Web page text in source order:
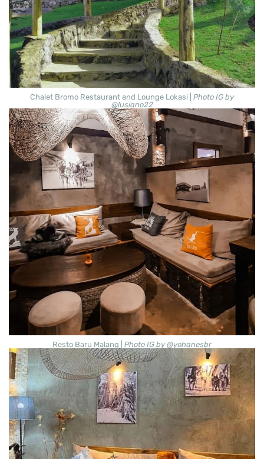
Chalet Bromo Restaurant and Lounge Lokasi | Photo IG by
@lusiano22
Resto Baru Malang | Photo IG by @yohanesbr